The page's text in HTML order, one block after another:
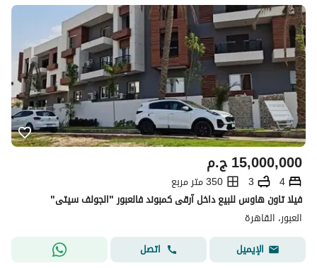
ج.م15,000,000
4
3
350 متر مربع
فيلا تاون هاوس للبيع داخل آرقى كمبوند فالعبور "الجولف سيتى"
العبور، القاهرة
الإيميل
اتصل